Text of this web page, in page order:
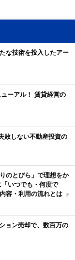
な技術を投入したアー
ューアル！ 賃貸経営の
敗しない不動産投資の
のとびら」で理想をか
いつでも・何度で
容・利用の流れとは [P
ョン売却で、数百万の